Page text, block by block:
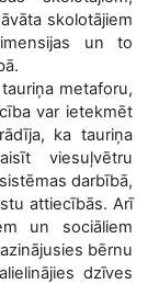
skolotājiem
un to
metaforu,
var ietekmēt
ka tauriņa
viesuļvētru
darbībā,
attiecībās. Arī
un sociāliem
bērnu
dzīves